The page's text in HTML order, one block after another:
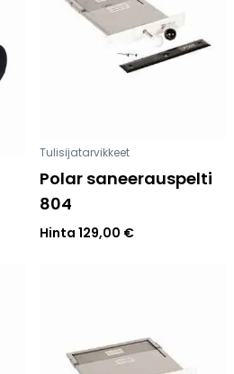
Tulisijatarvikkeet
Polar saneerauspelti
804
Hinta 129,00 €